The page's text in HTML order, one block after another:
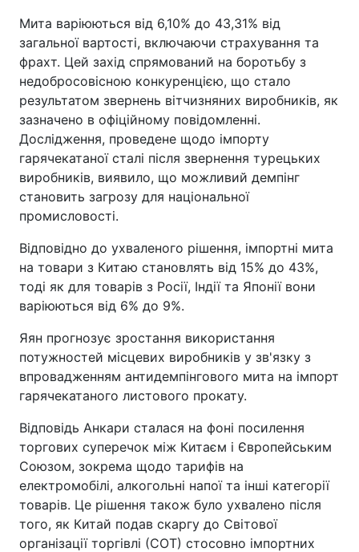
Мита варіюються від 6,10% до 43,31% від
загальної вартості, включаючи страхування та
фрахт. Цей захід спрямований на боротьбу з
недобросовісною конкуренцією, що стало
результатом звернень вітчизняних виробників, як
зазначено в офіційному повідомленні.
Дослідження, проведене щодо імпорту
гарячекатаної сталі після звернення турецьких
виробників, виявило, що можливий демпінг
становить загрозу для національної
промисловості.
Відповідно до ухваленого рішення, імпортні мита
на товари з Китаю становлять від 15% до 43%,
тоді як для товарів з Росії, Індії та Японії вони
варіюються від 6% до 9%.
Яян прогнозує зростання використання
потужностей місцевих виробників у зв'язку з
впровадженням антидемпінгового мита на імпорт
гарячекатаного листового прокату.
Відповідь Анкари сталася на фоні посилення
торгових суперечок між Китаєм і Європейським
Союзом, зокрема щодо тарифів на
електромобілі, алкогольні напої та інші категорії
товарів. Це рішення також було ухвалено після
того, як Китай подав скаргу до Світової
організації торгівлі (СОТ) стосовно імпортних